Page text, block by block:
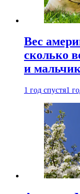
Вес
сколько
и
1 год спустя1